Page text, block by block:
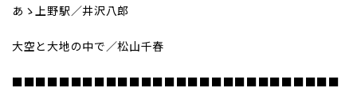
あゝ上野駅／井沢八郎
大空と大地の中で／松山千春
■■■■■■■■■■■■■■■■■■■■■■■■■■■■